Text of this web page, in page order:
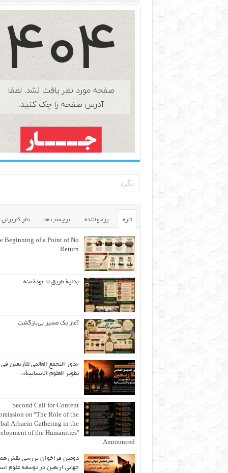
تازه پرخواننده برچسب ها نظر کاربران
Beginning of a Point of No
Return
بداية طريقٍ لا عودة منه
آغاز یک مسیر بی‌بازگشت
«دور التجمع العالمي للأربعين في
تطوير العلوم الإنسانية».
Second Call for Content
on “The Role of the
Arbaein Gathering in the
of the Humanities”
Announced
دومین فراخوان بررسی نقش
جهانی اربعین در توسعه علوم